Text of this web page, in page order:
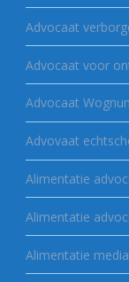
Advocaat
Advocaat voor
Advocaat
Advovaat
Alimentatie
Alimentatie
Alimentatie